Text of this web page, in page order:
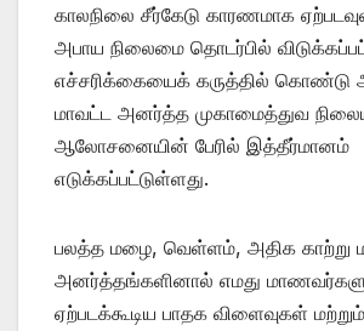
காலநிலை சீர்கேடு காரணமாக
அபாய நிலைமை தொடர்பில்
எச்சரிக்கையைக் கருத்தில் கொண்டு
மாவட்ட அனர்த்த முகாமைத்துவ
ஆலோசனையின் பேரில் இத்தீர்மானம்
எடுக்கப்பட்டுள்ளது.
பலத்த மழை, வெள்ளம், அதிக காற்று
அனர்த்தங்களினால் எமது
ஏற்படக்கூடிய பாதக விளைவுகள் மற்றும்